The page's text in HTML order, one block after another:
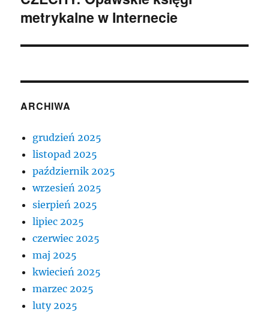
wpis:
metrykalne w Internecie
ARCHIWA
grudzień 2025
listopad 2025
październik 2025
wrzesień 2025
sierpień 2025
lipiec 2025
czerwiec 2025
maj 2025
kwiecień 2025
marzec 2025
luty 2025